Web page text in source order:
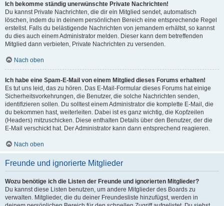
Ich bekomme ständig unerwünschte Private Nachrichten!
Du kannst Private Nachrichten, die dir ein Mitglied sendet, automatisch
löschen, indem du in deinem persönlichen Bereich eine entsprechende Regel
erstellst. Falls du belästigende Nachrichten von jemandem erhältst, so kannst
du dies auch einem Administrator melden. Dieser kann dem betreffenden
Mitglied dann verbieten, Private Nachrichten zu versenden.
Nach oben
Ich habe eine Spam-E-Mail von einem Mitglied dieses Forums erhalten!
Es tut uns leid, das zu hören. Das E-Mail-Formular dieses Forums hat einige
Sicherheitsvorkehrungen, die Benutzer, die solche Nachrichten senden,
identifizieren sollen. Du solltest einem Administrator die komplette E-Mail, die
du bekommen hast, weiterleiten. Dabei ist es ganz wichtig, die Kopfzeilen
(Headers) mitzuschicken. Diese enthalten Details über den Benutzer, der die
E-Mail verschickt hat. Der Administrator kann dann entsprechend reagieren.
Nach oben
Freunde und ignorierte Mitglieder
Wozu benötige ich die Listen der Freunde und ignorierten Mitglieder?
Du kannst diese Listen benutzen, um andere Mitglieder des Boards zu
verwalten. Mitglieder, die du deiner Freundesliste hinzufügst, werden in